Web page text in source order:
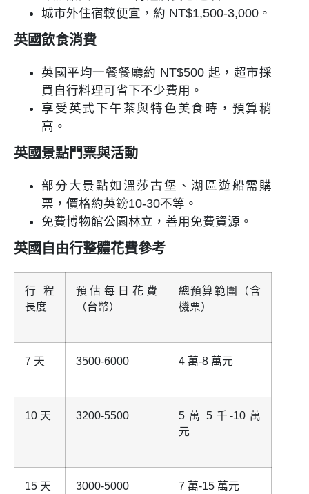
城市外住宿較便宜，約 NT$1,500-3,000。
英國飲食消費
英國平均一餐餐廳約 NT$500 起，超市採
買自行料理可省下不少費用。
享受英式下午茶與特色美食時，預算稍
高。
英國景點門票與活動
部分大景點如溫莎古堡、湖區遊船需購
票，價格約英鎊10-30不等。
免費博物館公園林立，善用免費資源。
英國自由行整體花費參考
行程
長度
預估每日花費
（台幣）
總預算範圍（含
機票）
7 天 3500-6000 4 萬-8 萬元
10 天 3200-5500
5 萬 5 千-10 萬
元
15 天 3000-5000 7 萬-15 萬元